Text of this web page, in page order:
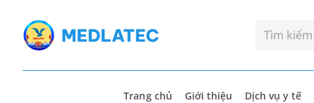
Trang chủ Giới thiệu Dịch vụ y tế